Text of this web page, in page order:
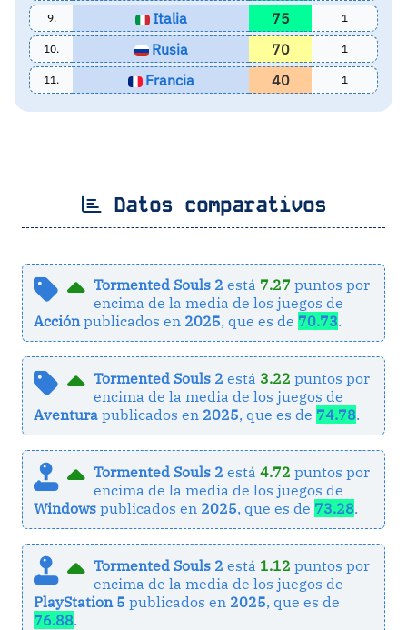
9. Italia 75 1
10. Rusia 70 1
11. Francia 40 1
Datos comparativos
Tormented Souls 2 está 7.27 puntos por
encima de la media de los juegos de
Acciónpublicados en 2025, que es de 70.73.
Tormented Souls 2 está 3.22 puntos por
encima de la media de los juegos de
Aventura publicados en 2025, que es de 74.78.
Tormented Souls 2 está4.72 puntos por
encima de la media de los juegos de
Windows publicados en 2025, que es de 73.28.
Tormented Souls 2 está 1.12 puntos por
encima de la media de los juegos de
PlayStation 5 publicados en 2025, que es de
76.88.